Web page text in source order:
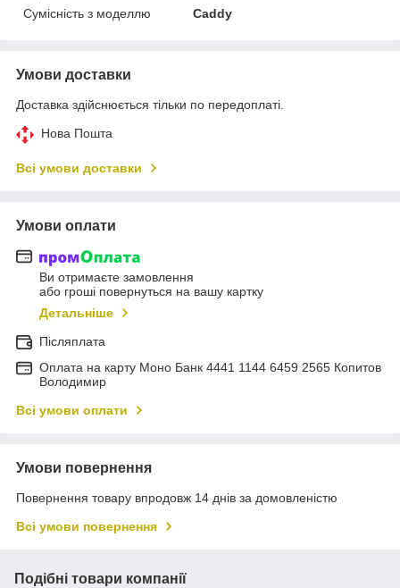
Сумісність з моделлю
Caddy
Умови доставки
Доставка здійснюється тільки по передоплаті.
Нова Пошта
Всі умови доставки
Умови оплати
Ви отримаєте замовлення
або гроші повернуться на вашу картку
Детальніше
Післяплата
Оплата на карту Моно Банк 4441 1144 6459 2565 Копитов
Володимир
Всі умови оплати
Умови повернення
Повернення товару впродовж 14 днів за домовленістю
Всі умови повернення
Подібні товари компанії